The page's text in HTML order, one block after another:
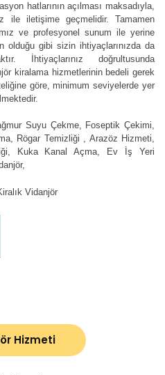
hatlarının açılması maksadıyla,
ile iletişime geçmelidir. Tamamen
ve profesyonel sunum ile yerine
olduğu gibi sizin ihtiyaçlarınızda da
İhtiyaçlarınız doğrultusunda
kiralama hizmetlerinin bedeli gerek
göre, minimum seviyelerde yer
Suyu Çekme, Foseptik Çekimi,
Rögar Temizliği , Arazöz Hizmeti,
Kuka Kanal Açma, Ev İş Yeri
Vidanjör
Hizmeti